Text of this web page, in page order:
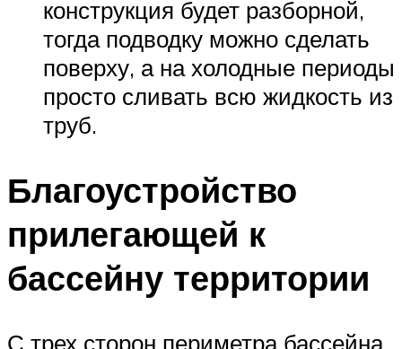
конструкция будет разборной,
тогда подводку можно сделать
поверху, а на холодные периоды
просто сливать всю жидкость из
труб.
Благоустройство
прилегающей к
бассейну территории
С трех сторон периметра бассейна